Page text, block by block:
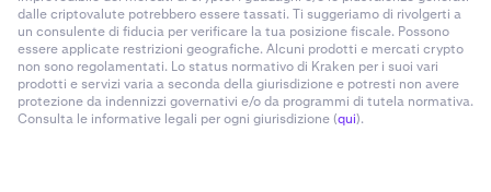
dalle criptovalute potrebbero essere tassati. Ti suggeriamo di rivolgerti a
un consulente di fiducia per verificare la tua posizione fiscale. Possono
essere applicate restrizioni geografiche. Alcuni prodotti e mercati crypto
non sono regolamentati. Lo status normativo di Kraken per i suoi vari
prodotti e servizi varia a seconda della giurisdizione e potresti non avere
protezione da indennizzi governativi e/o da programmi di tutela normativa.
Consulta le informative legali per ogni giurisdizione (qui).